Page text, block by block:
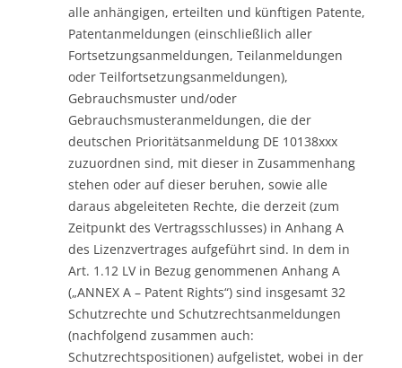
alle anhängigen, erteilten und künftigen Patente,
Patentanmeldungen (einschließlich aller
Fortsetzungsanmeldungen, Teilanmeldungen
oder Teilfortsetzungsanmeldungen),
Gebrauchsmuster und/oder
Gebrauchsmusteranmeldungen, die der
deutschen Prioritätsanmeldung DE 10138xxx
zuzuordnen sind, mit dieser in Zusammenhang
stehen oder auf dieser beruhen, sowie alle
daraus abgeleiteten Rechte, die derzeit (zum
Zeitpunkt des Vertragsschlusses) in Anhang A
des Lizenzvertrages aufgeführt sind. In dem in
Art. 1.12 LV in Bezug genommenen Anhang A
(„ANNEX A – Patent Rights“) sind insgesamt 32
Schutzrechte und Schutzrechtsanmeldungen
(nachfolgend zusammen auch:
Schutzrechtspositionen) aufgelistet, wobei in der